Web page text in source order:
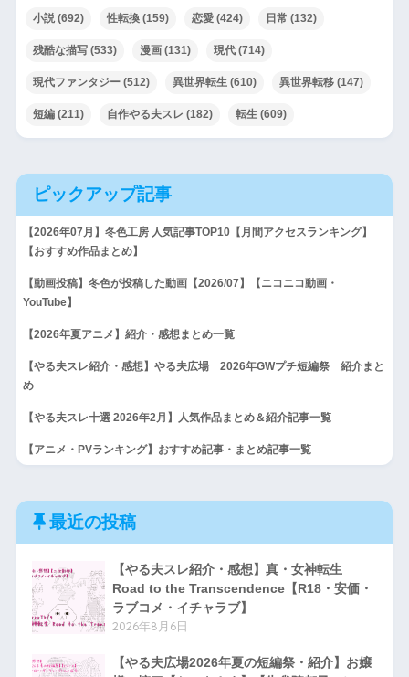
小説(692) 性転換(159) 恋愛(424) 日常 (132)
残酷な描写(533) 漫画(131) 現代(714)
現代ファンタジー(512) 異世界転生(610) 異世界転移(147)
短編(211) 自作やる夫スレ (182) 転生(609)
ピックアップ記事
【2026年07月】冬色工房 人気記事TOP10【月間アクセスランキング】
【おすすめ作品まとめ】
【動画投稿】冬色が投稿した動画【2026/07】【ニコニコ動画・
YouTube】
【2026年夏アニメ】紹介・感想まとめ一覧
【やる夫スレ紹介・感想】やる夫広場 2026年GWプチ短編祭 紹介まと
め
【やる夫スレ十選 2026年2月】人気作品まとめ＆紹介記事一覧
【アニメ・PVランキング】おすすめ記事・まとめ記事一覧
最近の投稿
【やる夫スレ紹介・感想】真・女神転生
Road to the Transcendence【R18・安価・
ラブコメ・イチャラブ】
2026年8月6日
【やる夫広場2026年夏の短編祭・紹介】お嬢